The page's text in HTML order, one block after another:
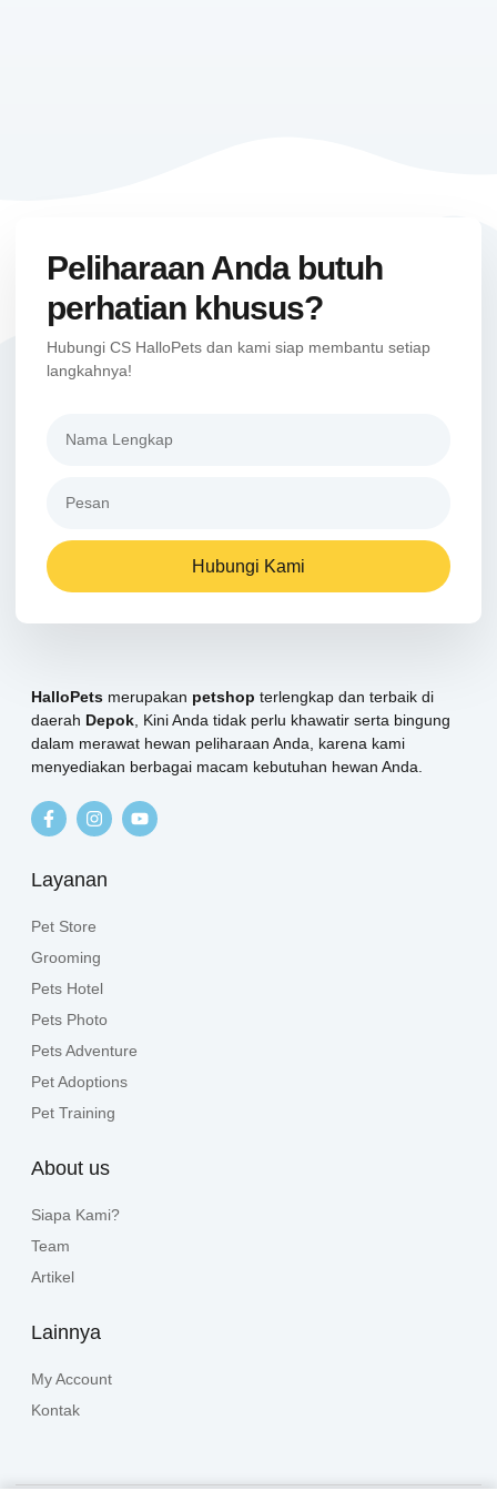
Peliharaan Anda butuh
perhatian khusus?
Hubungi CS HalloPets dan kami siap membantu setiap
langkahnya!
Hubungi Kami
HalloPets merupakan petshop terlengkap dan terbaik di
daerah Depok, Kini Anda tidak perlu khawatir serta bingung
dalam merawat hewan peliharaan Anda, karena kami
menyediakan berbagai macam kebutuhan hewan Anda.
Layanan
Pet Store
Grooming
Pets Hotel
Pets Photo
Pets Adventure
Pet Adoptions
Pet Training
About us
Siapa Kami?
Team
Artikel
Lainnya
My Account
Kontak